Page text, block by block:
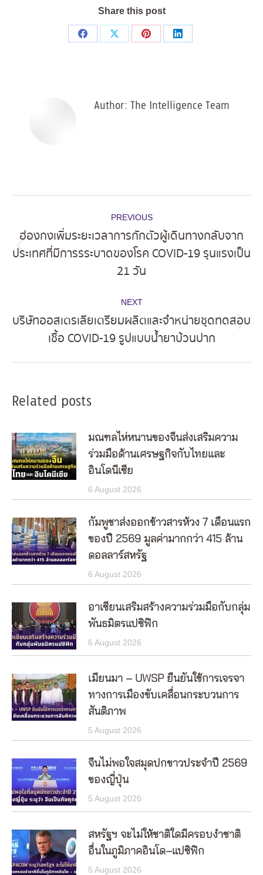
Share this post
Share
Share
Share
Share
Author: The Intelligence Team
navigation
PREVIOUS
Previous
post:
ฮ่องกงเพิ่มระยะเวลาการกักตัวผู้เดินทางกลับจาก
ประเทศที่มีการรระบาดของโรค COVID-19 รุนแรงเป็น
21 วัน
NEXT
post:
บริษัทออสเตรเลียเตรียมผลิตและจำหน่ายชุดทดสอบ
เชื้อ COVID-19 รูปแบบน้ำยาบ้วนปาก
Related posts
มณฑลไห่หนานของจีนส่งเสริมความ
ร่วมมือด้านเศรษฐกิจกับไทยและ
อินโดนีเซีย
6 August 2026
กัมพูชาส่งออกข้าวสารห้วง 7 เดือนแรก
ของปี 2569 มูลค่ามากกว่า 415 ล้าน
ดอลลาร์สหรัฐ
6 August 2026
อาเซียนเสริมสร้างความร่วมมือกับกลุ่ม
พันธมิตรแปซิฟิก
6 August 2026
เมียนมา – UWSP ยืนยันใช้การเจรจา
ทางการเมืองขับเคลื่อนกระบวนการ
สันติภาพ
5 August 2026
จีนไม่พอใจสมุดปกขาวประจำปี 2569
ของญี่ปุ่น
5 August 2026
สหรัฐฯ จะไม่ให้ชาติใดมีครอบงำชาติ
อื่นในภูมิภาคอินโด–แปซิฟิก
5 August 2026